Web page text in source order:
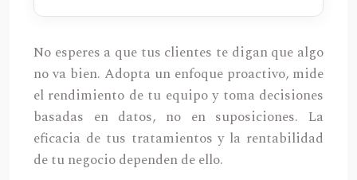
No esperes a que tus clientes te digan que algo
no va bien. Adopta un enfoque proactivo, mide
el rendimiento de tu equipo y toma decisiones
basadas en datos, no en suposiciones. La
eficacia de tus tratamientos y la rentabilidad
de tu negocio dependen de ello.